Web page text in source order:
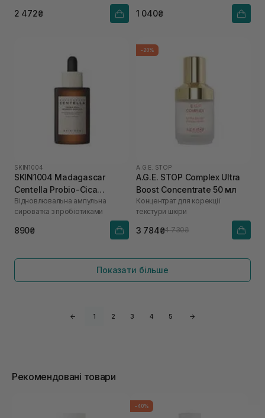
обличчя
2 472₴ 1 040₴
SKIN1004
SKIN1004 Madagascar
Centella Probio-Cica
Intensive Ampoule 50 мл
Відновлювальна ампульна
сироватка з пробіотиками
890₴
-20%
A.G.E. STOP
A.G.E. STOP Complex Ultra
Boost Concentrate 50 мл
Концентрат для корекції
текстури шкіри
3 784₴4 730₴
Показати більше
← 1 2 3 4 5 →
Рекомендовані товари
-40%